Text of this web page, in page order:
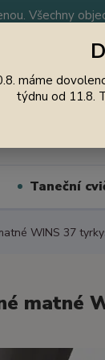
Všechny
Taneční
WINS 37
matné
máme
týdnu od 11.8.